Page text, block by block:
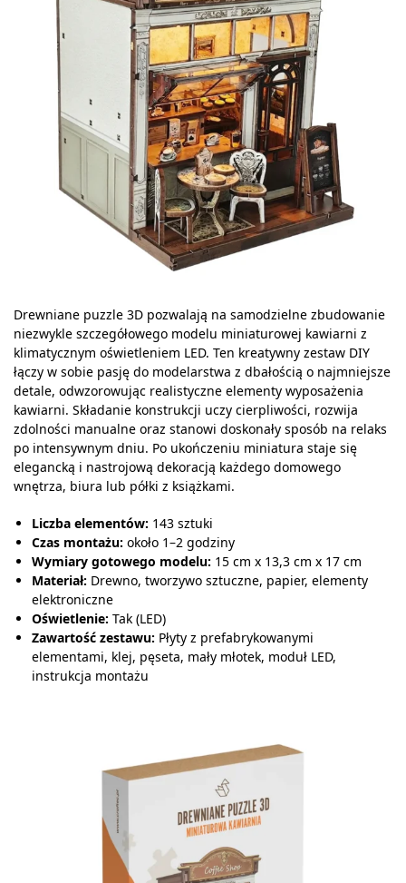
Drewniane puzzle 3D pozwalają na samodzielne zbudowanie
niezwykle szczegółowego modelu miniaturowej kawiarni z
klimatycznym oświetleniem LED. Ten kreatywny zestaw DIY
łączy w sobie pasję do modelarstwa z dbałością o najmniejsze
detale, odwzorowując realistyczne elementy wyposażenia
kawiarni. Składanie konstrukcji uczy cierpliwości, rozwija
zdolności manualne oraz stanowi doskonały sposób na relaks
po intensywnym dniu. Po ukończeniu miniatura staje się
elegancką i nastrojową dekoracją każdego domowego
wnętrza, biura lub półki z książkami.
Liczba elementów: 143 sztuki
Czas montażu: około 1–2 godziny
Wymiary gotowego modelu: 15 cm x 13,3 cm x 17 cm
Materiał: Drewno, tworzywo sztuczne, papier, elementy
elektroniczne
Oświetlenie: Tak (LED)
Zawartość zestawu: Płyty z prefabrykowanymi
elementami, klej, pęseta, mały młotek, moduł LED,
instrukcja montażu